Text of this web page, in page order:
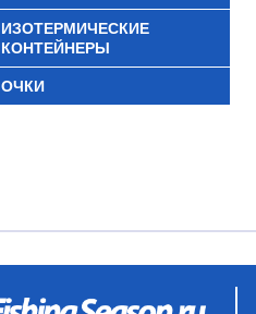
ИЗОТЕРМИЧЕСКИЕ
КОНТЕЙНЕРЫ
ОЧКИ